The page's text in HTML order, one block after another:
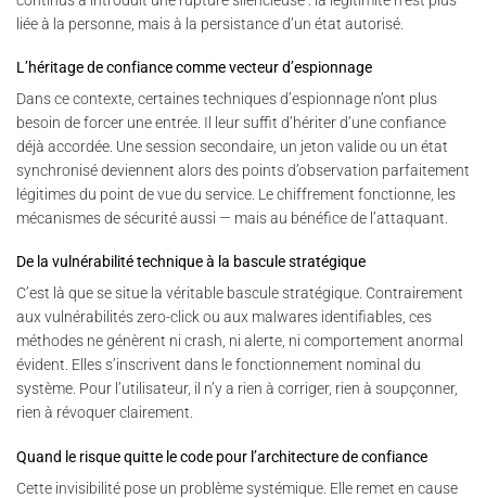
liée à la personne, mais à la persistance d’un état autorisé.
L’héritage de confiance comme vecteur d’espionnage
Dans ce contexte, certaines techniques d’espionnage n’ont plus
besoin de forcer une entrée. Il leur suffit d’hériter d’une confiance
déjà accordée. Une session secondaire, un jeton valide ou un état
synchronisé deviennent alors des points d’observation parfaitement
légitimes du point de vue du service. Le chiffrement fonctionne, les
mécanismes de sécurité aussi — mais au bénéfice de l’attaquant.
De la vulnérabilité technique à la bascule stratégique
C’est là que se situe la véritable bascule stratégique. Contrairement
aux vulnérabilités zero-click ou aux malwares identifiables, ces
méthodes ne génèrent ni crash, ni alerte, ni comportement anormal
évident. Elles s’inscrivent dans le fonctionnement nominal du
système. Pour l’utilisateur, il n’y a rien à corriger, rien à soupçonner,
rien à révoquer clairement.
Quand le risque quitte le code pour l’architecture de confiance
Cette invisibilité pose un problème systémique. Elle remet en cause